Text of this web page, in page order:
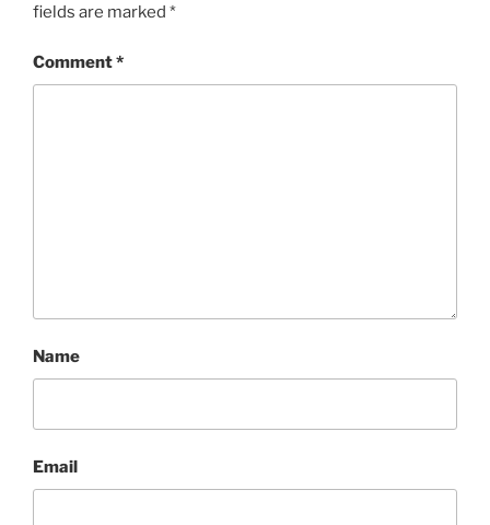
fields are marked *
Comment*
Name
Email